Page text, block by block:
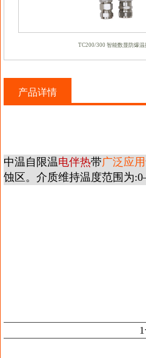
TC200/300 智能数显防爆温
产品详情
中温自限温电伴热带广泛应
蚀区。介质维持温度范围为